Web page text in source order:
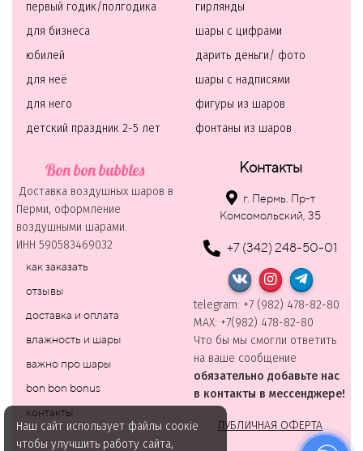
первый годик/полгодика
для бизнеса
юбилей
для неё
для него
детский праздник 2-5 лет
гирлянды
шары с цифрами
дарить деньги/ фото
шары с надписями
фигуры из шаров
фонтаны из шаров
Bon bon bubbles
Доставка воздушных шаров в
Перми, оформление
воздушными шарами.
ИНН 590583469032
как заказать
отзывы
доставка и оплата
влажность и шары
важно про шары
bon bon bonus
контакты
Контакты
г. Пермь. Пр-т
Комсомольский, 35
+7 (342) 248-50-01
telegram: +7 (982) 478-82-80
MAХ: +7(982) 478-82-80
Что бы мы смогли ответить
на ваше сообщение
обязательно добавьте нас
в контакты в мессенджере!
ПУБЛИЧНАЯ ОФЕРТА
Наш сайт использует файлы соокіе
чтобы улучшить работу сайта,